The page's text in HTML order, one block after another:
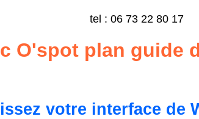
tel : 06 73 22 80 17
O'spot plan guide
votre interface de